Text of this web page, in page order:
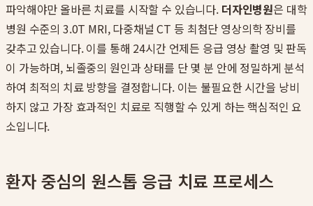
파악해야만 올바른 치료를 시작할 수 있습니다. 더자인병원은 대학
병원 수준의 3.0T MRI, 다중채널 CT 등 최첨단 영상의학 장비를
갖추고 있습니다. 이를 통해 24시간 언제든 응급 영상 촬영 및 판독
이 가능하며, 뇌졸중의 원인과 상태를 단 몇 분 안에 정밀하게 분석
하여 최적의 치료 방향을 결정합니다. 이는 불필요한 시간을 낭비
하지 않고 가장 효과적인 치료로 직행할 수 있게 하는 핵심적인 요
소입니다.
환자 중심의 원스톱 응급 치료 프로세스